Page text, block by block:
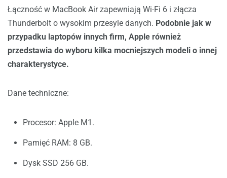
Łączność w MacBook Air zapewniają Wi-Fi 6 i złącza
Thunderbolt o wysokim przesyle danych. Podobnie jak w
przypadku laptopów innych firm, Apple również
przedstawia do wyboru kilka mocniejszych modeli o innej
charakterystyce.
Dane techniczne:
Procesor: Apple M1.
Pamięć RAM: 8 GB.
Dysk SSD 256 GB.